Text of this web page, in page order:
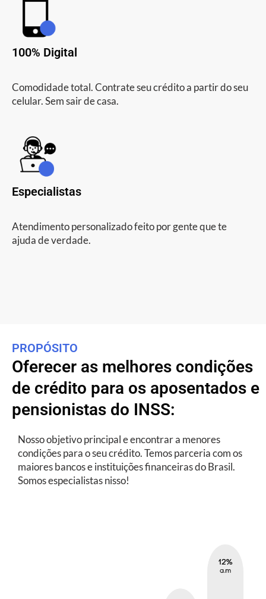
100% Digital
Comodidade total. Contrate seu crédito a partir do seu
celular. Sem sair de casa.
Especialistas
Atendimento personalizado feito por gente que te
ajuda de verdade.
PROPÓSITO
Oferecer as melhores condições
de crédito para os aposentados e
pensionistas do INSS:
Nosso objetivo principal e encontrar a menores
condições para o seu crédito. Temos parceria com os
maiores bancos e instituições financeiras do Brasil.
Somos especialistas nisso!